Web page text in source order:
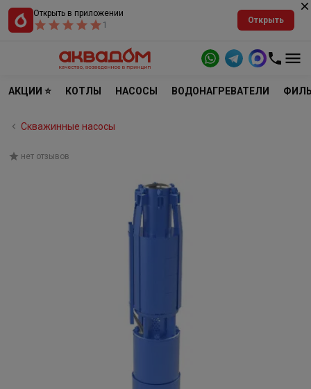
Открыть в приложении
1
Открыть
АКЦИИ ⭐ КОТЛЫ НАСОСЫ ВОДОНАГРЕВАТЕЛИ
Скважинные насосы
нет отзывов